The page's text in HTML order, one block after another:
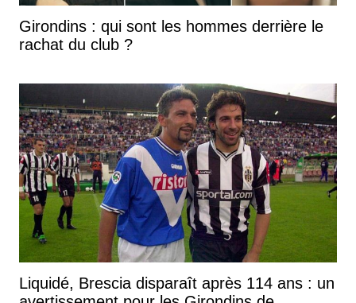
Girondins : qui sont les hommes derrière le
rachat du club ?
Liquidé, Brescia disparaît après 114 ans : un